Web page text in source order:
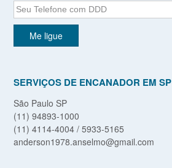
SERVIÇOS DE ENCANADOR EM SP
São Paulo SP
(11) 94893-1000
(11) 4114-4004 / 5933-5165
anderson1978.anselmo@gmail.com